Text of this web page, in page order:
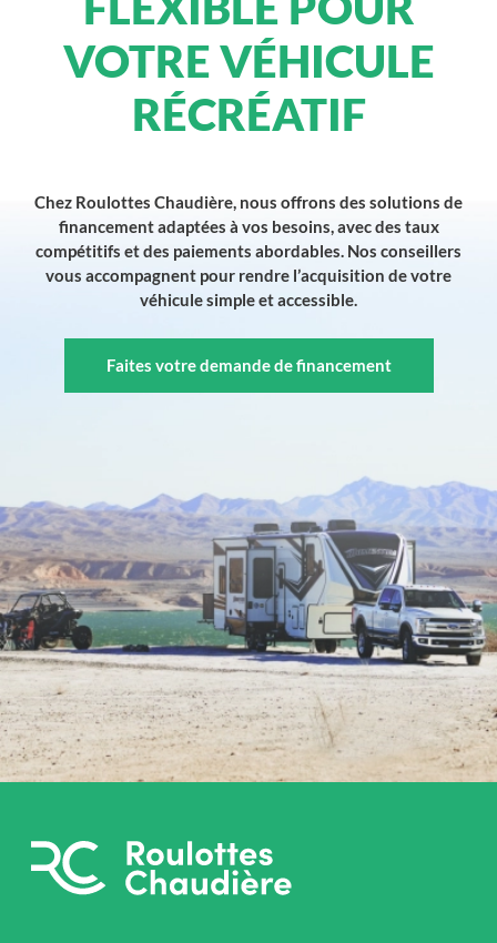
VOTRE VÉHICULE
RÉCRÉATIF
Chez Roulottes Chaudière, nous offrons des solutions de
financement adaptées à vos besoins, avec des taux
compétitifs et des paiements abordables. Nos conseillers
vous accompagnent pour rendre l’acquisition de votre
véhicule simple et accessible.
Faites votre demande de financement